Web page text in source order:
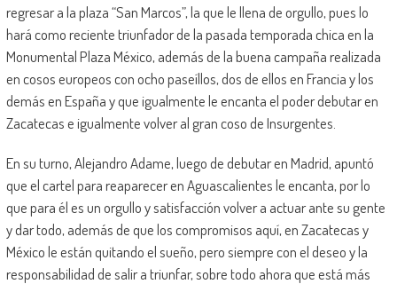
regresar a la plaza “San Marcos”, la que le llena de orgullo, pues lo
hará como reciente triunfador de la pasada temporada chica en la
Monumental Plaza México, además de la buena campaña realizada
en cosos europeos con ocho paseíllos, dos de ellos en Francia y los
demás en España y que igualmente le encanta el poder debutar en
Zacatecas e igualmente volver al gran coso de Insurgentes.
En su turno, Alejandro Adame, luego de debutar en Madrid, apuntó
que el cartel para reaparecer en Aguascalientes le encanta, por lo
que para él es un orgullo y satisfacción volver a actuar ante su gente
y dar todo, además de que los compromisos aquí, en Zacatecas y
México le están quitando el sueño, pero siempre con el deseo y la
responsabilidad de salir a triunfar, sobre todo ahora que está más